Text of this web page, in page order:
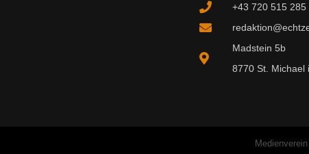
+43 720 515 285
Madstein 5b
8770 St. Michael